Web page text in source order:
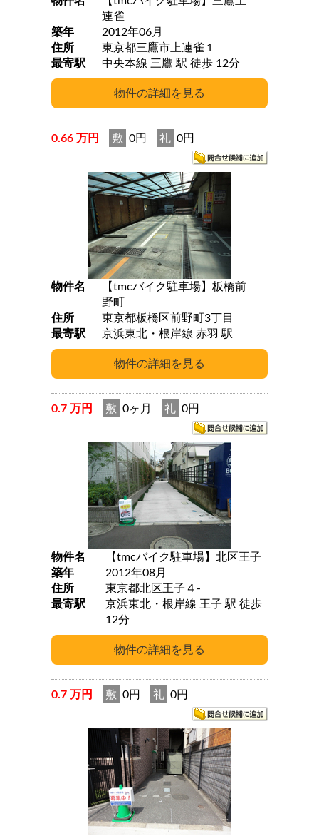
連雀
築年
2012年06月
住所
東京都三鷹市上連雀１
最寄駅
中央本線 三鷹 駅 徒歩 12分
0.66 万円 敷 0円 礼 0円
物件名
【tmcバイク駐車場】板橋前
野町
住所
東京都板橋区前野町3丁目
最寄駅
京浜東北・根岸線 赤羽 駅
0.7 万円 敷 0ヶ月 礼 0円
物件名
【tmcバイク駐車場】北区王子
築年
2012年08月
住所
東京都北区王子４-
最寄駅
京浜東北・根岸線 王子 駅 徒歩
12分
0.7 万円 敷 0円 礼 0円